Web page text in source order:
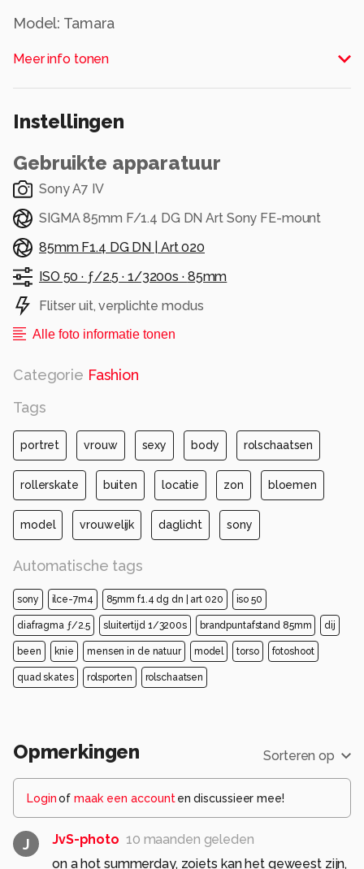
Model: Tamara
Alle rechten voorbehouden
Meer info tonen
Instellingen
Gebruikte apparatuur
Sony A7 IV
SIGMA 85mm F/1.4 DG DN Art Sony FE-mount
85mm F1.4 DG DN | Art 020
ISO 50 · ƒ/2.5 · 1/3200s · 85mm
Flitser uit, verplichte modus
Alle foto informatie tonen
Categorie Fashion
Tags
portret vrouw sexy body rolschaatsen
rollerskate buiten locatie zon bloemen
model vrouwelijk daglicht sony
Automatische tags
sony ilce-7m4 85mm f1.4 dg dn | art 020 iso 50
diafragma ƒ/2.5 sluitertijd 1/3200s brandpuntafstand 85mm dij
been knie mensen in de natuur model torso fotoshoot
quad skates rolsporten rolschaatsen
Opmerkingen Sorteren op
Loginof maak een account en discussieer mee!
J JvS-photo 10 maanden geleden
on a hot summerday, zoiets kan het geweest zijn,